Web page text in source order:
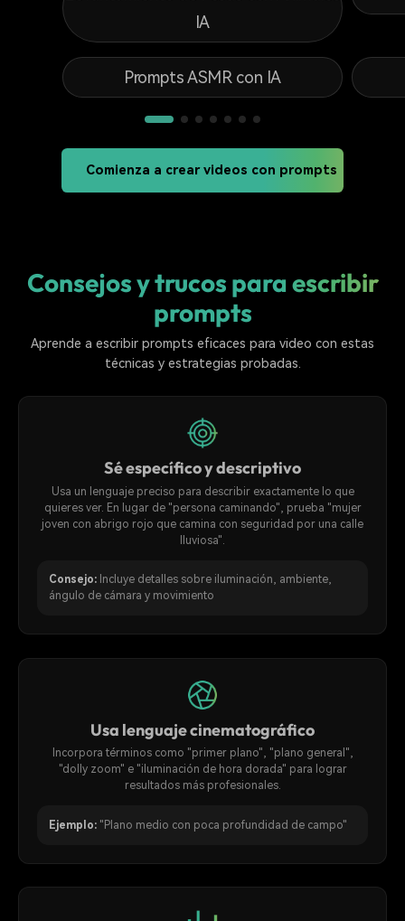
IA
Prompts ASMR con IA
Comienza a crear videos con prompts
Consejos y trucos para escribir
prompts
Aprende a escribir prompts eficaces para video con estas
técnicas y estrategias probadas.
Sé específico y descriptivo
Usa un lenguaje preciso para describir exactamente lo que
quieres ver. En lugar de "persona caminando", prueba "mujer
joven con abrigo rojo que camina con seguridad por una calle
lluviosa".
Consejo: Incluye detalles sobre iluminación, ambiente,
ángulo de cámara y movimiento
Usa lenguaje cinematográfico
Incorpora términos como "primer plano", "plano general",
"dolly zoom" e "iluminación de hora dorada" para lograr
resultados más profesionales.
Ejemplo: "Plano medio con poca profundidad de campo"